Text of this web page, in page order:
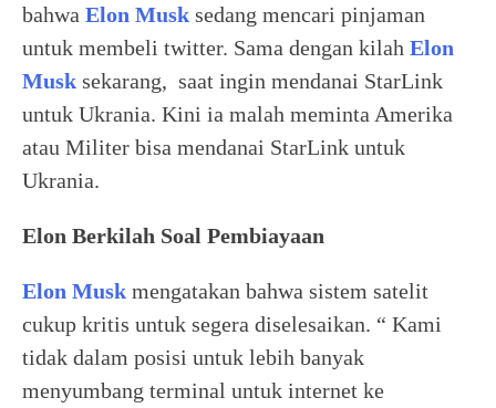
bahwa Elon Musk sedang mencari pinjaman
untuk membeli twitter. Sama dengan kilah Elon
Musk sekarang, saat ingin mendanai StarLink
untuk Ukrania. Kini ia malah meminta Amerika
atau Militer bisa mendanai StarLink untuk
Ukrania.
Elon Berkilah Soal Pembiayaan
Elon Musk mengatakan bahwa sistem satelit
cukup kritis untuk segera diselesaikan. “ Kami
tidak dalam posisi untuk lebih banyak
menyumbang terminal untuk internet ke